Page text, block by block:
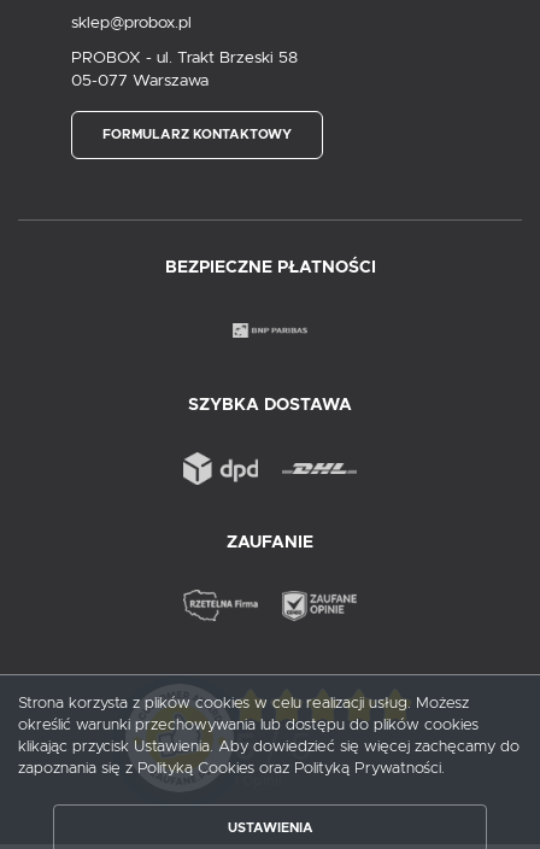
sklep@probox.pl
PROBOX - ul. Trakt Brzeski 58
05-077 Warszawa
FORMULARZ KONTAKTOWY
BEZPIECZNE PŁATNOŚCI
SZYBKA DOSTAWA
ZAUFANIE
5/ 5
Strona korzysta z plików cookies w celu realizacji usług. Możesz
określić warunki przechowywania lub dostępu do plików cookies
klikając przycisk Ustawienia. Aby dowiedzieć się więcej zachęcamy do
zapoznania się z Polityką Cookies oraz Polityką Prywatności.
USTAWIENIA